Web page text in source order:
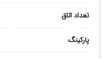
تعداد اتاق
پارکینگ